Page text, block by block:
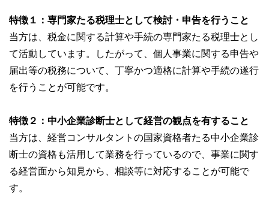
特徴１：専門家たる税理士として検討・申告を行うこと
当方は、税金に関する計算や手続の専門家たる税理士とし
て活動しています。したがって、個人事業に関する申告や
届出等の税務について、丁寧かつ適格に計算や手続の遂行
を行うことが可能です。
特徴２：中小企業診断士として経営の観点を有すること
当方は、経営コンサルタントの国家資格者たる中小企業診
断士の資格も活用して業務を行っているので、事業に関す
る経営面から知見から、相談等に対応することが可能で
す。